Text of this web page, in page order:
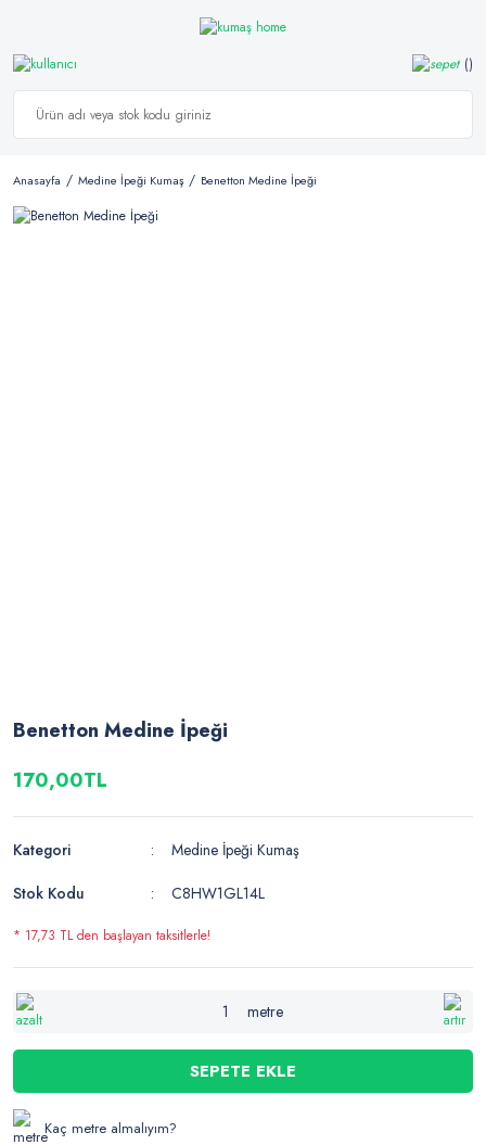
Anasayfa Medine İpeği Kumaş Benetton Medine İpeği
Benetton Medine İpeği
170,00TL
Kategori
Medine İpeği Kumaş
Stok Kodu
C8HW1GL14L
* 17,73 TL den başlayan taksitlerle!
metre
SEPETE EKLE
Kaç metre almalıyım?